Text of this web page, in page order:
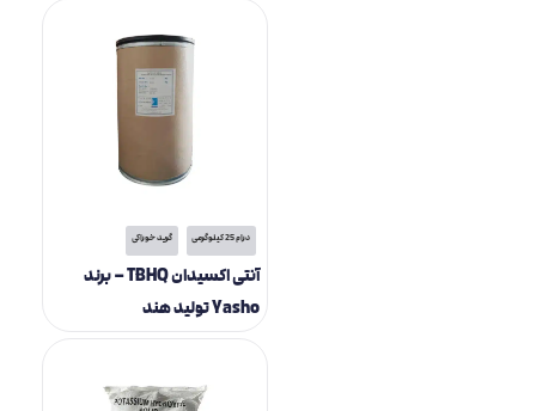
درام 25 کیلوگرمی گرید خوراکی
آنتی اکسیدان TBHQ – برند
Yasho تولید هند